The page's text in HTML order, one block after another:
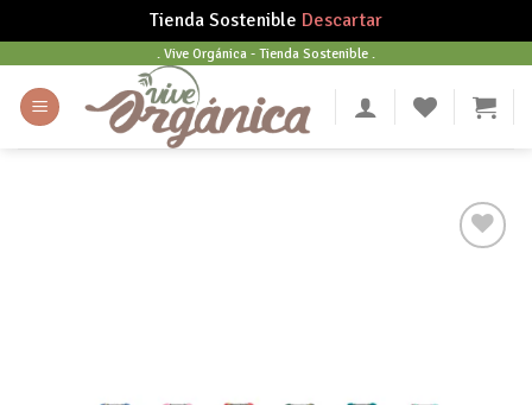
Tienda Sostenible Descartar
content
. Vive Orgánica - Tienda Sostenible .